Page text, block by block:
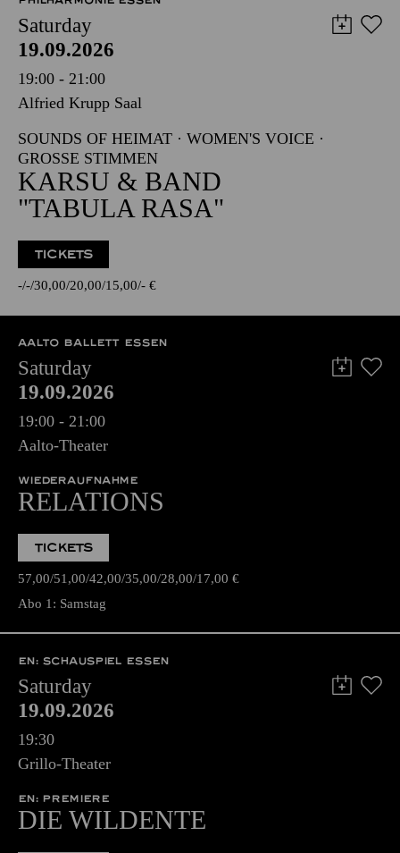
Saturday
19.09.2026
19:00 - 21:00
Alfried Krupp Saal
SOUNDS OF HEIMAT · WOMEN'S VOICE ·
GROSSE STIMMEN
KARSU & BAND
"TABULA RASA"
TICKETS
- - 30,00 20,00 15,00 - €
AALTO BALLETT ESSEN
Saturday
19.09.2026
19:00 - 21:00
Aalto-Theater
WIEDERAUFNAHME
RELATIONS
TICKETS
57,00 51,00 42,00 35,00 28,00 17,00 €
Abo 1: Samstag
EN: SCHAUSPIEL ESSEN
Saturday
19.09.2026
19:30
Grillo-Theater
EN: PREMIERE
DIE WILDENTE